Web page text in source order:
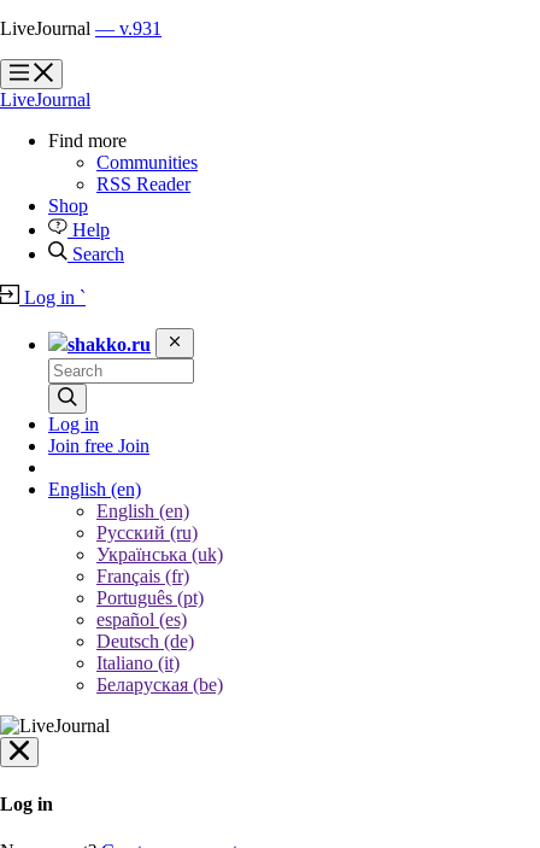
LiveJournal — v.931
?
?
LiveJournal
Find more
Communities
RSS Reader
Shop
Help
Search
Log in `
shakko.ru
Log in
Join free Join
English (en)
English (en)
Русский (ru)
Українська (uk)
Français (fr)
Português (pt)
español (es)
Deutsch (de)
Italiano (it)
Беларуская (be)
Log in